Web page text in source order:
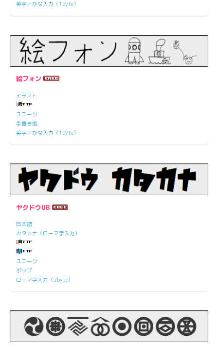
英字／かな入力（1byte）
絵フォン
イラスト
ユニーク
手書き風
英字／かな入力（1byte）
ヤクドウUB
日本語
カタカナ（ローマ字入力）
ユニーク
ポップ
ローマ字入力（2byte）